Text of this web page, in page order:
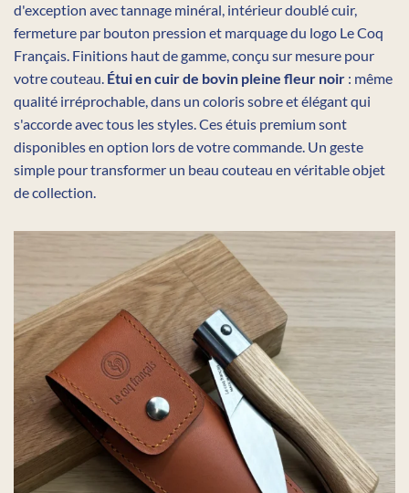
d'exception avec tannage minéral, intérieur doublé cuir,
fermeture par bouton pression et marquage du logo Le Coq
Français. Finitions haut de gamme, conçu sur mesure pour
votre couteau. Étui en cuir de bovin pleine fleur noir : même
qualité irréprochable, dans un coloris sobre et élégant qui
s'accorde avec tous les styles. Ces étuis premium sont
disponibles en option lors de votre commande. Un geste
simple pour transformer un beau couteau en véritable objet
de collection.